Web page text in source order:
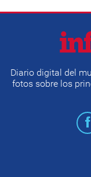
Diario digital del
fotos sobre los